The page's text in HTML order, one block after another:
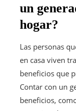
un
hogar?
Las personas
en casa viven
beneficios que
Contar con un
beneficios,